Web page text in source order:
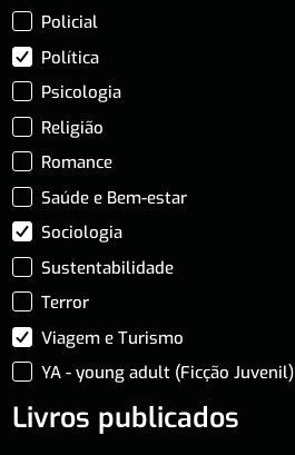
Policial
Política
Psicologia
Religião
Romance
Saúde e Bem-estar
Sociologia
Sustentabilidade
Terror
Viagem e Turismo
YA - young adult (Ficção Juvenil)
Livros publicados